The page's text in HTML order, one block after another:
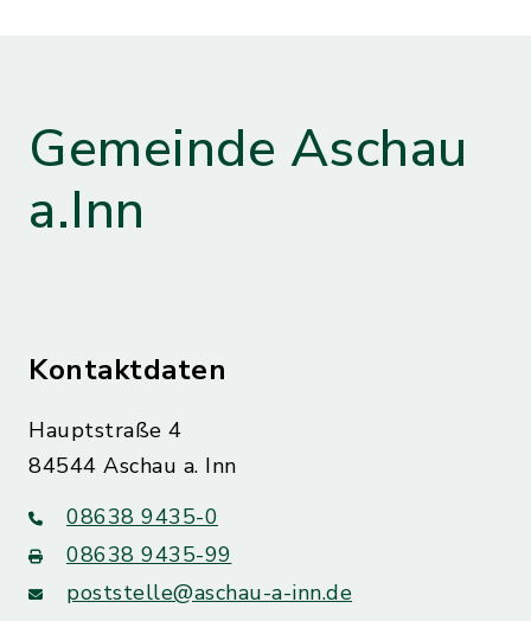
Gemeinde Aschau
a.Inn
Kontaktdaten
Hauptstraße 4
84544 Aschau a. Inn
08638 9435-0
08638 9435-99
poststelle@aschau-a-inn.de